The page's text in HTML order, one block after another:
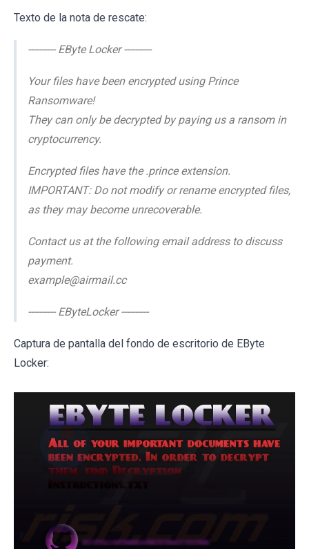
Texto de la nota de rescate:
---------- EByte Locker ----------
Your files have been encrypted using Prince
Ransomware!
They can only be decrypted by paying us a ransom in
cryptocurrency.
Encrypted files have the .prince extension.
IMPORTANT: Do not modify or rename encrypted files,
as they may become unrecoverable.
Contact us at the following email address to discuss
payment.
example@airmail.cc
---------- EByteLocker ----------
Captura de pantalla del fondo de escritorio de EByte
Locker: